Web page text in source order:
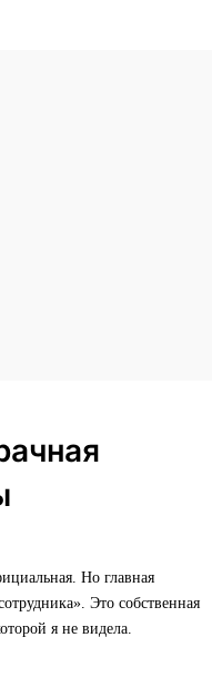
Но главная
Это собственная
я не видела.